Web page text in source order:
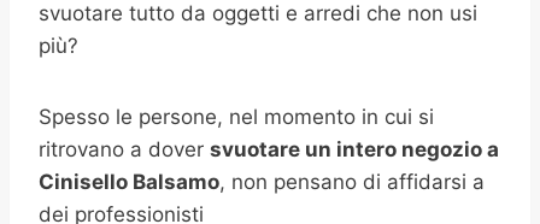
svuotare tutto da oggetti e arredi che non usi
più?
Spesso le persone, nel momento in cui si
ritrovano a dover svuotare un intero negozio a
Cinisello Balsamo, non pensano di affidarsi a
dei professionisti